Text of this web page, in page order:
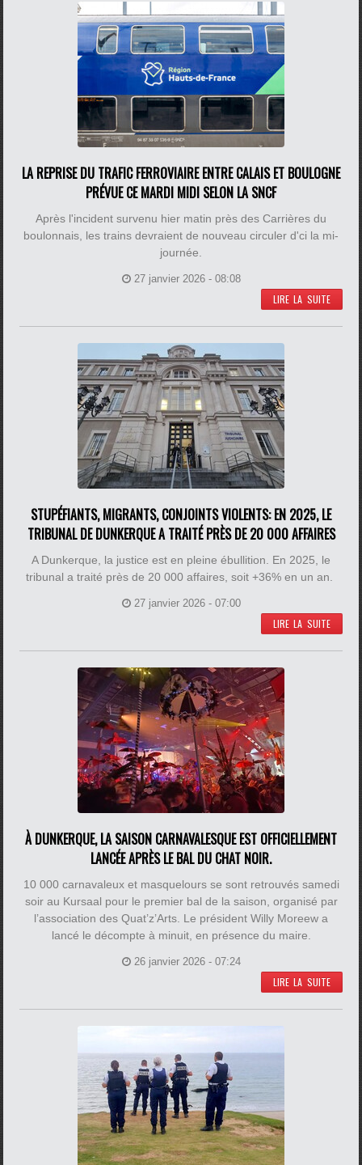
LA REPRISE DU TRAFIC FERROVIAIRE ENTRE CALAIS ET BOULOGNE
PRÉVUE CE MARDI MIDI SELON LA SNCF
Après l'incident survenu hier matin près des Carrières du
boulonnais, les trains devraient de nouveau circuler d'ci la mi-
journée.
27 janvier 2026 - 08:08
LIRE LA SUITE
STUPÉFIANTS, MIGRANTS, CONJOINTS VIOLENTS: EN 2025, LE
TRIBUNAL DE DUNKERQUE A TRAITÉ PRÈS DE 20 000 AFFAIRES
A Dunkerque, la justice est en pleine ébullition. En 2025, le
tribunal a traité près de 20 000 affaires, soit +36% en un an.
27 janvier 2026 - 07:00
LIRE LA SUITE
À DUNKERQUE, LA SAISON CARNAVALESQUE EST OFFICIELLEMENT
LANCÉE APRÈS LE BAL DU CHAT NOIR.
10 000 carnavaleux et masquelours se sont retrouvés samedi
soir au Kursaal pour le premier bal de la saison, organisé par
l’association des Quat’z’Arts. Le président Willy Moreew a
lancé le décompte à minuit, en présence du maire.
26 janvier 2026 - 07:24
LIRE LA SUITE